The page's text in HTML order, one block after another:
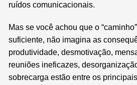
ruídos comunicacionais.
Mas se você achou que o
suficiente, não imagina as
produtividade, desmotivação,
reuniões ineficazes,
sobrecarga estão entre os